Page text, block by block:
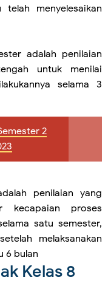
menyelesaikan
adalah penilaian
untuk menilai
selama 3
2
penilaian yang
kecapaian proses
satu semester,
melaksanakan
6 bulan
Kelas 8